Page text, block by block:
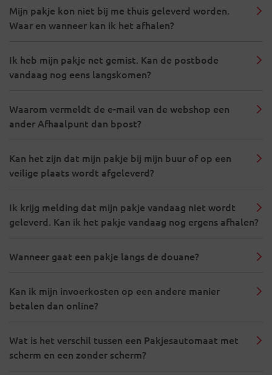
Mijn pakje kon niet bij me thuis geleverd worden.
Waar en wanneer kan ik het afhalen?
Ik heb mijn pakje net gemist. Kan de postbode
vandaag nog eens langskomen?
Waarom vermeldt de e-mail van de webshop een
ander Afhaalpunt dan bpost?
Kan het zijn dat mijn pakje bij mijn buur of op een
veilige plaats wordt afgeleverd?
Ik krijg melding dat mijn pakje vandaag niet wordt
geleverd. Kan ik het pakje vandaag nog ergens afhalen?
Wanneer gaat een pakje langs de douane?
Kan ik mijn invoerkosten op een andere manier
betalen dan online?
Wat is het verschil tussen een Pakjesautomaat met
scherm en een zonder scherm?